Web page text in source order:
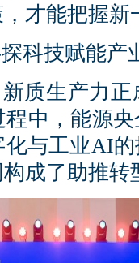
才能把握新
科技赋能产
质生产力
中，能源
与工业AI
成了助推转